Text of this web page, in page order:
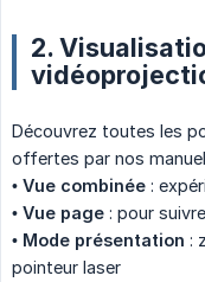
2.
Découvrez toutes les
offertes par nos
• Vue combinée :
• Vue page : pour
• Mode présentation :
pointeur laser